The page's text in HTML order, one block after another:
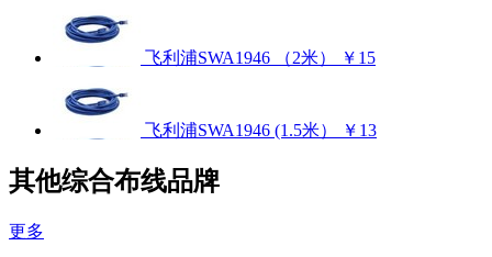
飞利浦SWA1946 （2米） ￥15
飞利浦SWA1946 (1.5米） ￥13
其他综合布线品牌
更多